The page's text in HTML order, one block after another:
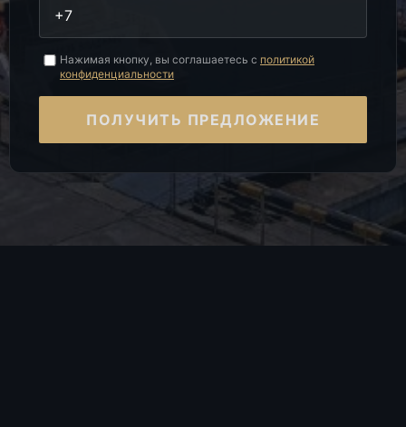
Нажимая кнопку, вы соглашаетесь с политикой
конфиденциальности
ПОЛУЧИТЬ ПРЕДЛОЖЕНИЕ